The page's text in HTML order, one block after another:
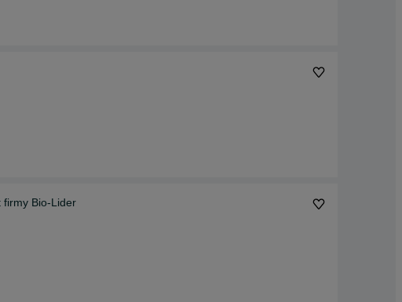
firmy Bio-Lider